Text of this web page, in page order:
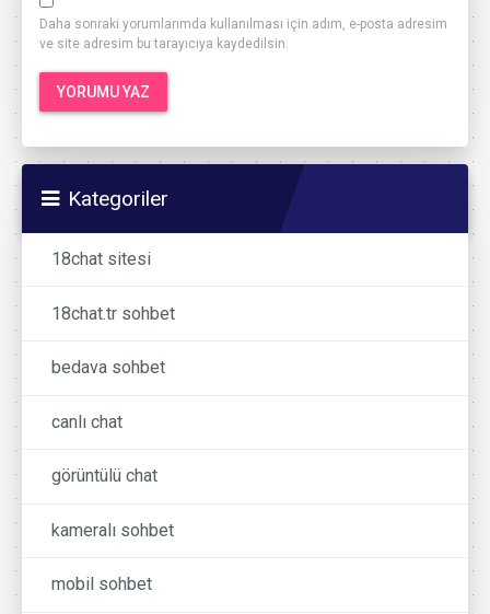
Daha sonraki yorumlarımda kullanılması için adım, e-posta adresim
ve site adresim bu tarayıcıya kaydedilsin.
Kategoriler
18chat sitesi
18chat.tr sohbet
bedava sohbet
canlı chat
görüntülü chat
kameralı sohbet
mobil sohbet